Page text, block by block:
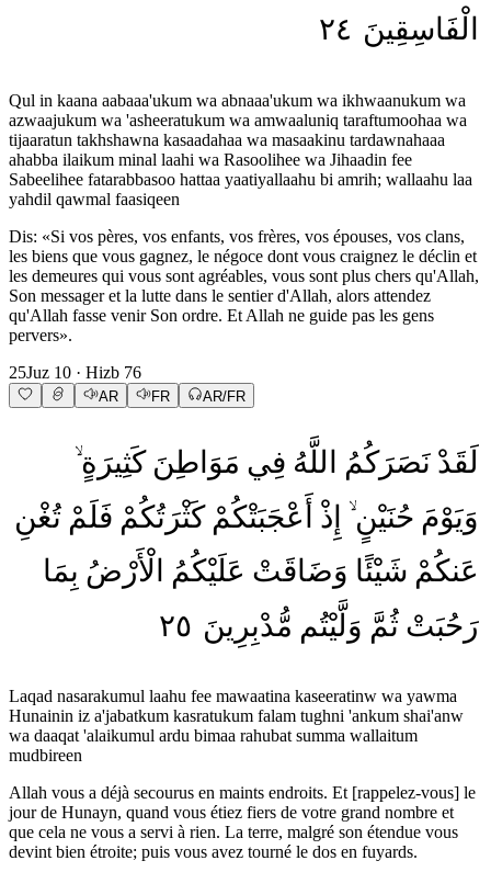
الْفَاسِقِينَ ٢٤
Qul in kaana aabaaa'ukum wa abnaaa'ukum wa ikhwaanukum wa
azwaajukum wa 'asheeratukum wa amwaaluniq taraftumoohaa wa
tijaaratun takhshawna kasaadahaa wa masaakinu tardawnahaaa
ahabba ilaikum minal laahi wa Rasoolihee wa Jihaadin fee
Sabeelihee fatarabbasoo hattaa yaatiyallaahu bi amrih; wallaahu laa
yahdil qawmal faasiqeen
Dis: «Si vos pères, vos enfants, vos frères, vos épouses, vos clans,
les biens que vous gagnez, le négoce dont vous craignez le déclin et
les demeures qui vous sont agréables, vous sont plus chers qu'Allah,
Son messager et la lutte dans le sentier d'Allah, alors attendez
qu'Allah fasse venir Son ordre. Et Allah ne guide pas les gens
pervers».
25Juz 10 · Hizb 76
AR FR AR/FR
لَقَدْ نَصَرَكُمُ اللَّهُ فِي مَوَاطِنَ كَثِيرَةٍ
وَيَوْمَ حُنَيْنٍ إِذْ أَعْجَبَتْكُمْ كَثْرَتُكُمْ فَلَمْ تُغْنِ
عَنكُمْ شَيْئًا وَضَاقَتْ عَلَيْكُمُ الْأَرْضُ بِمَا
رَحُبَتْ ثُمَّ وَلَّيْتُم مُّدْبِرِينَ ٢٥
Laqad nasarakumul laahu fee mawaatina kaseeratinw wa yawma
Hunainin iz a'jabatkum kasratukum falam tughni 'ankum shai'anw
wa daaqat 'alaikumul ardu bimaa rahubat summa wallaitum
mudbireen
Allah vous a déjà secourus en maints endroits. Et [rappelez-vous] le
jour de Hunayn, quand vous étiez fiers de votre grand nombre et
que cela ne vous a servi à rien. La terre, malgré son étendue vous
devint bien étroite; puis vous avez tourné le dos en fuyards.